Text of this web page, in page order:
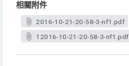
相關附件
2016-10-21-20-58-3-nf1.pdf
12016-10-21-20-58-3-nf1.pdf